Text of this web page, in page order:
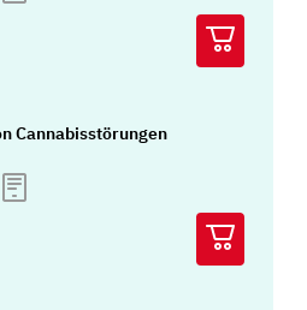
Cannabisstörungen